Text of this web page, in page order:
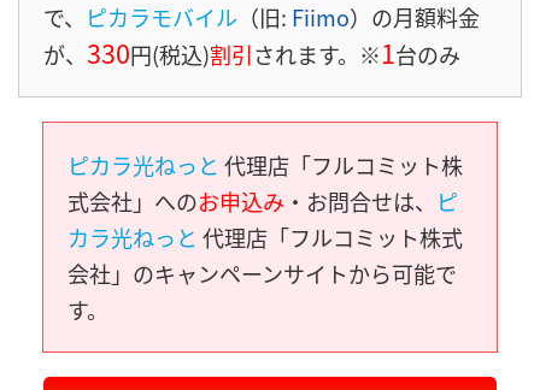
で、
ピカラモバイル （旧: Fiimo）の月額料金
が、 330円(税込)割引されます。※1台のみ
ピカラ光ねっと 代理店「フルコミット株
式会社」へのお申込み ・お問合せは、
ピ
カラ光ねっと 代理店「フルコミット株式
会社」のキャンペーンサイトから可能で
す。